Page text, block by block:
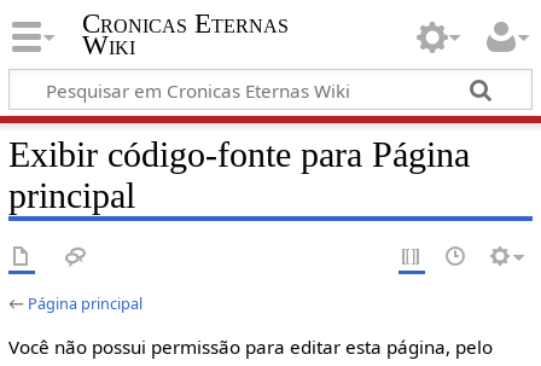
Cronicas Eternas
Wiki
Exibir código-fonte para Página
principal
← Página principal
Você não possui permissão para editar esta página, pelo